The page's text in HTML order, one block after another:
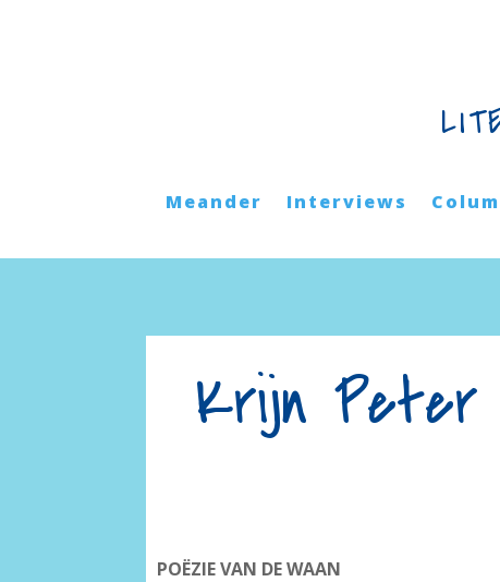
Meander Interviews
Krijn Peter
POËZIE VAN DE WAAN